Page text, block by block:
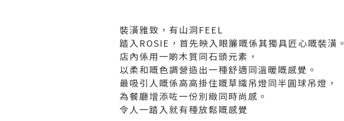
裝潢雅致，有山洞FEEL
踏入ROSIE，首先映入眼簾嘅係其獨具匠心嘅裝潢。
店內係用一啲木質同石頭元素，
以柔和嘅色調營造出一種舒適同溫暖嘅感覺。
最吸引人嘅係高高掛住嘅草織吊燈同半圓球吊燈，
為餐廳增添咗一份別緻同時尚感。
令人一踏入就有種放鬆嘅感覺